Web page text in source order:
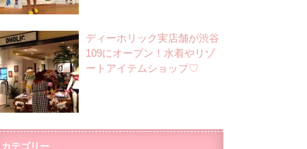
ディーホリック実店舗が渋谷
109にオープン！水着やリゾ
ートアイテムショップ♡
カテゴリー